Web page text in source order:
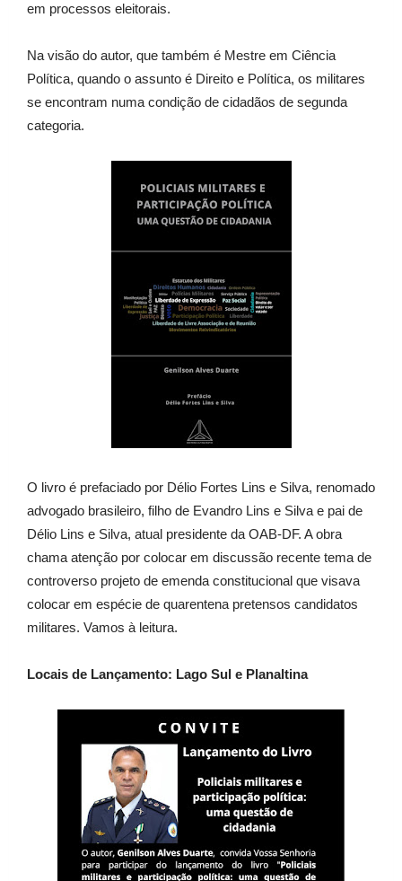
em processos eleitorais.
Na visão do autor, que também é Mestre em Ciência
Política, quando o assunto é Direito e Política, os militares
se encontram numa condição de cidadãos de segunda
categoria.
O livro é prefaciado por Délio Fortes Lins e Silva, renomado
advogado brasileiro, filho de Evandro Lins e Silva e pai de
Délio Lins e Silva, atual presidente da OAB-DF. A obra
chama atenção por colocar em discussão recente tema de
controverso projeto de emenda constitucional que visava
colocar em espécie de quarentena pretensos candidatos
militares. Vamos à leitura.
Locais de Lançamento: Lago Sul e Planaltina